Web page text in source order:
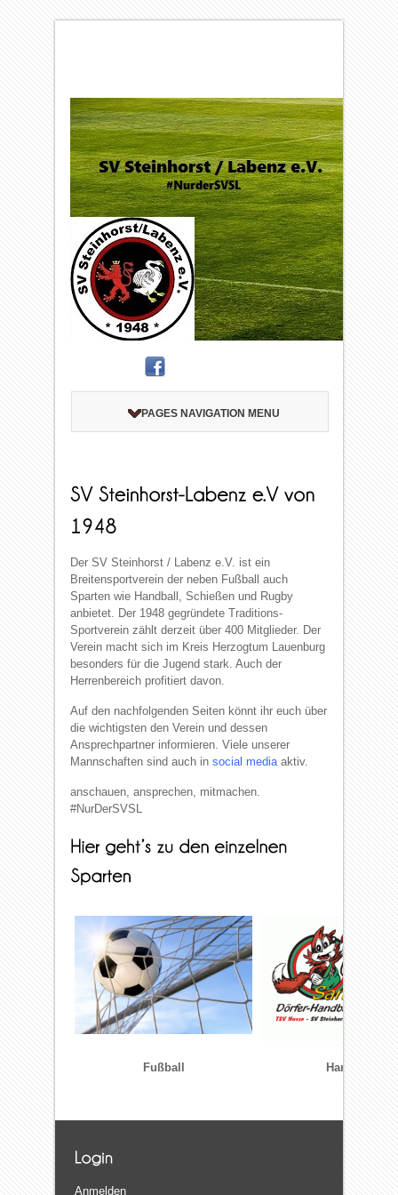
PAGES NAVIGATION MENU
Der SV Steinhorst / Labenz e.V. ist ein
Breitensportverein der neben Fußball auch
Sparten wie Handball, Schießen und Rugby
anbietet. Der 1948 gegründete Traditions-
Sportverein zählt derzeit über 400 Mitglieder. Der
Verein macht sich im Kreis Herzogtum Lauenburg
besonders für die Jugend stark. Auch der
Herrenbereich profitiert davon.
Auf den nachfolgenden Seiten könnt ihr euch über
die wichtigsten den Verein und dessen
Ansprechpartner informieren. Viele unserer
Mannschaften sind auch in social mediaaktiv.
anschauen, ansprechen, mitmachen.
#NurDerSVSL
Fußball Handball
Anmelden